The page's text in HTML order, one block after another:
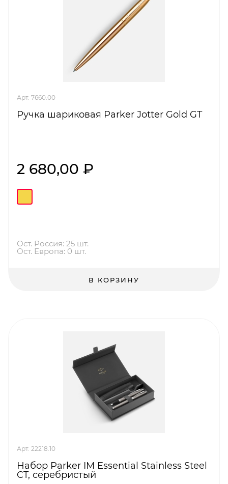
Арт. 7660.00
Ручка шариковая Parker Jotter Gold GT
2 680,00 ₽
Ост. Россия: 25 шт.
Ост. Европа: 0 шт.
В КОРЗИНУ
Арт. 22218.10
Набор Parker IM Essential Stainless Steel
CT, серебристый